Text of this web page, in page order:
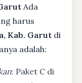
Ada
harus
Kab. Garut di
adalah:
: Paket C di